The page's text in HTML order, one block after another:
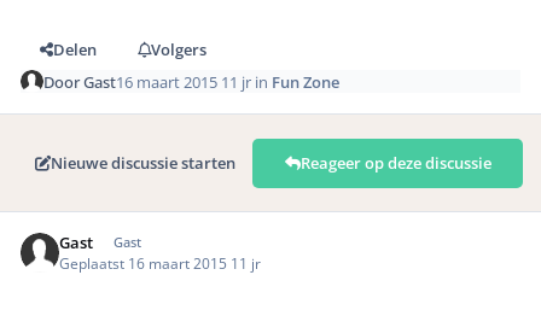
Delen
Volgers
DoorGast16 maart 2015 11 jr in Fun Zone
Nieuwe discussie starten Reageer op deze discussie
Gast Gast
Geplaatst 16 maart 2015 11 jr